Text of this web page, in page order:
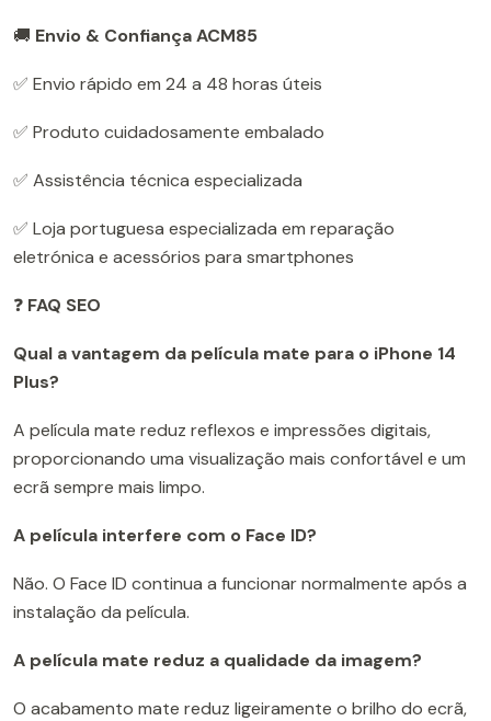
🚚 Envio & Confiança ACM85
✅ Envio rápido em 24 a 48 horas úteis
✅ Produto cuidadosamente embalado
✅ Assistência técnica especializada
✅ Loja portuguesa especializada em reparação
eletrónica e acessórios para smartphones
❓ FAQ SEO
Qual a vantagem da película mate para o iPhone 14
Plus?
A película mate reduz reflexos e impressões digitais,
proporcionando uma visualização mais confortável e um
ecrã sempre mais limpo.
A película interfere com o Face ID?
Não. O Face ID continua a funcionar normalmente após a
instalação da película.
A película mate reduz a qualidade da imagem?
O acabamento mate reduz ligeiramente o brilho do ecrã,